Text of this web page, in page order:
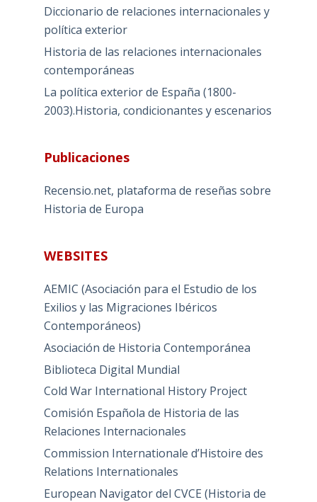
Diccionario de relaciones internacionales y
política exterior
Historia de las relaciones internacionales
contemporáneas
La política exterior de España (1800-
2003).Historia, condicionantes y escenarios
Publicaciones
Recensio.net, plataforma de reseñas sobre
Historia de Europa
WEBSITES
AEMIC (Asociación para el Estudio de los
Exilios y las Migraciones Ibéricos
Contemporáneos)
Asociación de Historia Contemporánea
Biblioteca Digital Mundial
Cold War International History Project
Comisión Española de Historia de las
Relaciones Internacionales
Commission Internationale d’Histoire des
Relations Internationales
European Navigator del CVCE (Historia de